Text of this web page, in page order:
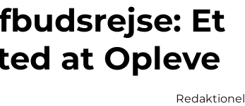
at Opleve
Redaktionel